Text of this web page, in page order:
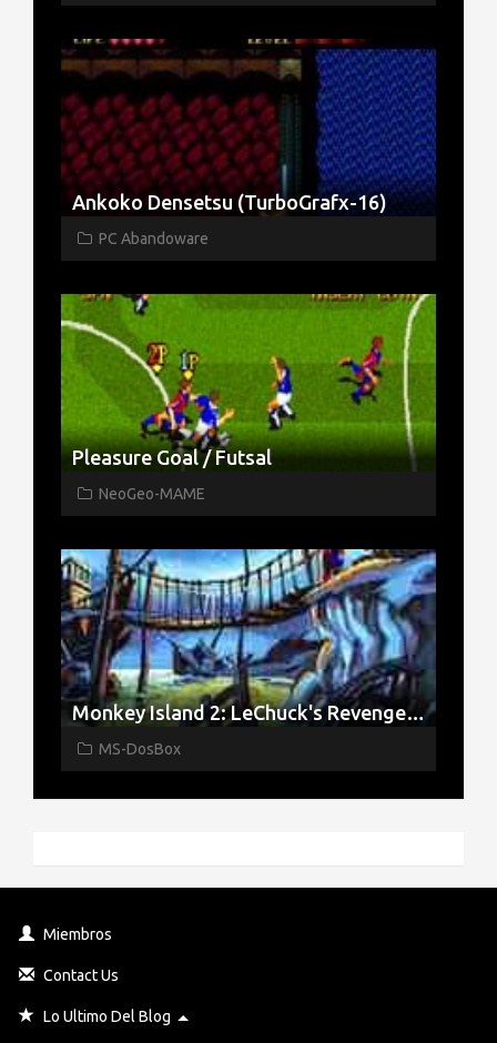
Ankoko Densetsu (TurboGrafx-16)
PC Abandoware
Pleasure Goal / Futsal
NeoGeo-MAME
Monkey Island 2: LeChuck's Revenge Español
MS-DosBox
Miembros
Contact Us
Lo Ultimo Del Blog Toggle Dropdown